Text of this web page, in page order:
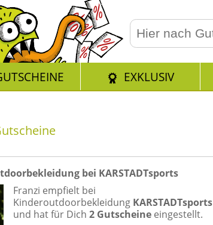
EXKLUSIV
bei KARSTADTsports
Franzi empfielt bei
Kinderoutdoorbekleidung KARSTADTsports
und hat für Dich 2 Gutscheineeingestellt.